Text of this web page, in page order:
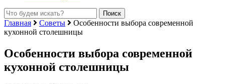
Главная Советы
Особенности выбора современной
кухонной столешницы
Особенности выбора современной
кухонной столешницы